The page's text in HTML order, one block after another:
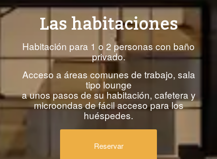
Las habitaciones
Habitación para 1 o 2 personas con baño
privado.
Acceso a áreas comunes de trabajo, sala
tipo lounge
a unos pasos de su habitación, cafetera y
microondas de fácil acceso para los
huéspedes.
Reservar